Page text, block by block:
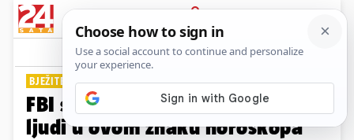
PRIJAVA
Lifestyle Komentari
BJEŽITE OD NJIH
FBI statistika: Najopasniji su
ljudi u ovom znaku horoskopa